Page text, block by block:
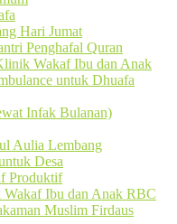
Hari Jumat
Penghafal Quran
Wakaf Ibu dan Anak
untuk Dhuafa
Infak Bulanan)
Aulia Lembang
Desa
Produktif
Ibu dan Anak RBC
Muslim Firdaus